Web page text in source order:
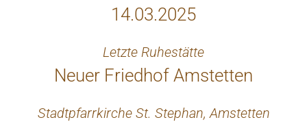
14.03.2025
Letzte Ruhestätte
Neuer Friedhof Amstetten
Stadtpfarrkirche St. Stephan, Amstetten